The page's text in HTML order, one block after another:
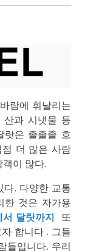
람에 휘날리는
산과 시냇물 등
랏은 졸졸졸 흐
더 많은 사람
이 많다.
. 다양한 교통
한 것은 자가용
서 달랏까지 또
합니다 . 그들
들입니다. 우리